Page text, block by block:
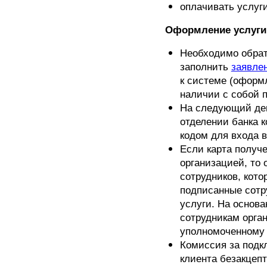
оплачивать
Оформление
Необходимо
заполнить
к системе
наличии с собой
На следующий
отделении банка
кодом для входа
Если карта
организацией, то
сотрудников,
подписанные
услуги. На
сотрудникам
Комиссия за
клиента